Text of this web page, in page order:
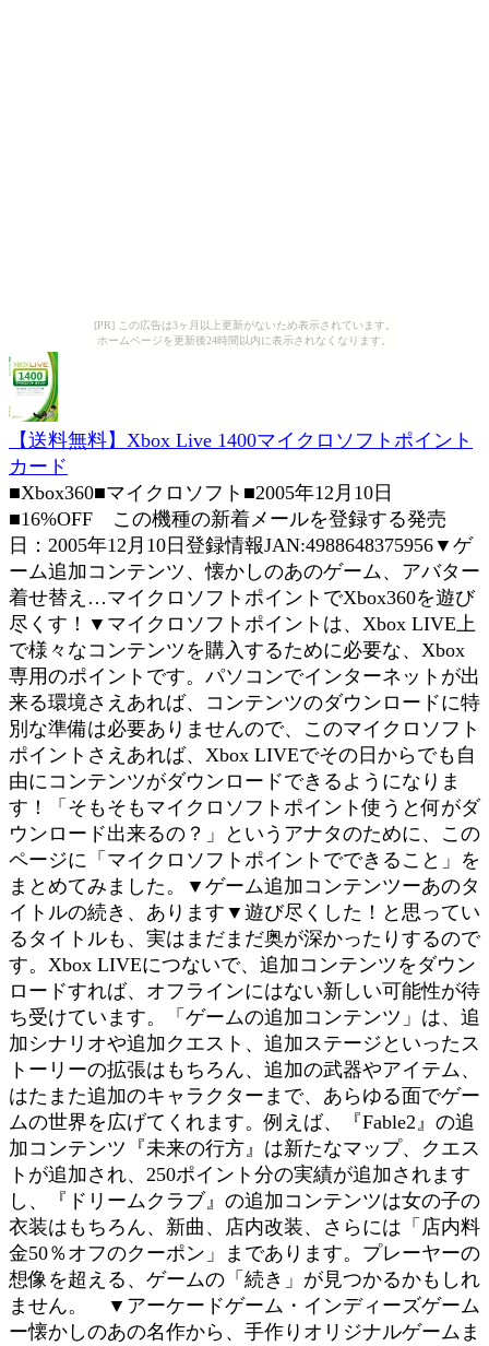
[PR] この広告は3ヶ月以上更新がないため表示されています。
ホームページを更新後24時間以内に表示されなくなります。
【送料無料】Xbox Live 1400マイクロソフトポイント
カード
■Xbox360■マイクロソフト■2005年12月10日
■16%OFF この機種の新着メールを登録する発売
日：2005年12月10日登録情報JAN:4988648375956▼ゲ
ーム追加コンテンツ、懐かしのあのゲーム、アバター
着せ替え…マイクロソフトポイントでXbox360を遊び
尽くす！▼マイクロソフトポイントは、Xbox LIVE上
で様々なコンテンツを購入するために必要な、Xbox
専用のポイントです。パソコンでインターネットが出
来る環境さえあれば、コンテンツのダウンロードに特
別な準備は必要ありませんので、このマイクロソフト
ポイントさえあれば、Xbox LIVEでその日からでも自
由にコンテンツがダウンロードできるようになりま
す！「そもそもマイクロソフトポイント使うと何がダ
ウンロード出来るの？」というアナタのために、この
ページに「マイクロソフトポイントでできること」を
まとめてみました。▼ゲーム追加コンテンツーあのタ
イトルの続き、あります▼遊び尽くした！と思ってい
るタイトルも、実はまだまだ奥が深かったりするので
す。Xbox LIVEにつないで、追加コンテンツをダウン
ロードすれば、オフラインにはない新しい可能性が待
ち受けています。「ゲームの追加コンテンツ」は、追
加シナリオや追加クエスト、追加ステージといったス
トーリーの拡張はもちろん、追加の武器やアイテム、
はたまた追加のキャラクターまで、あらゆる面でゲー
ムの世界を広げてくれます。例えば、『Fable2』の追
加コンテンツ『未来の行方』は新たなマップ、クエス
トが追加され、250ポイント分の実績が追加されます
し、『ドリームクラブ』の追加コンテンツは女の子の
衣装はもちろん、新曲、店内改装、さらには「店内料
金50％オフのクーポン」まであります。プレーヤーの
想像を超える、ゲームの「続き」が見つかるかもしれ
ません。 ▼アーケードゲーム・インディーズゲーム
ー懐かしのあの名作から、手作りオリジナルゲームま